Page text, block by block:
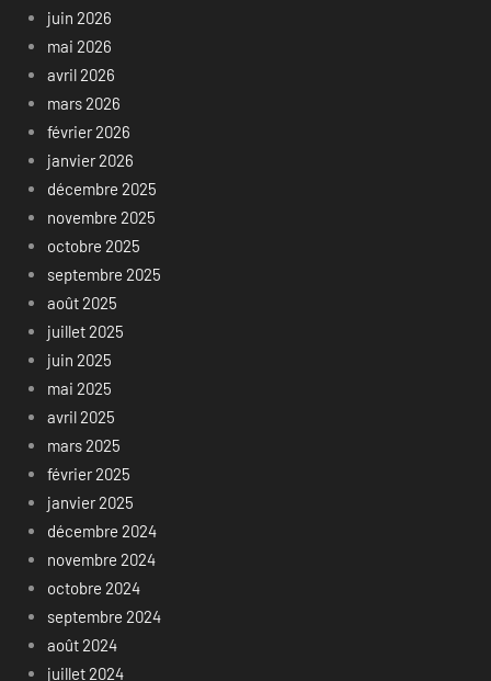
juin 2026
mai 2026
avril 2026
mars 2026
février 2026
janvier 2026
décembre 2025
novembre 2025
octobre 2025
septembre 2025
août 2025
juillet 2025
juin 2025
mai 2025
avril 2025
mars 2025
février 2025
janvier 2025
décembre 2024
novembre 2024
octobre 2024
septembre 2024
août 2024
juillet 2024